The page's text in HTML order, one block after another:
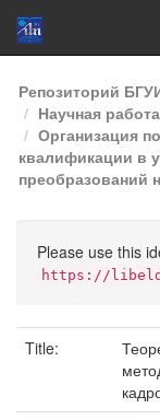
Skip
navigation
Репозиторий
Научная
Организация
квалификации в
преобразований
Please use this
https://
Title: